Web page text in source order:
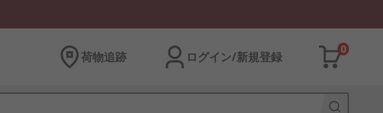
荷物追跡 ログイン/新規登録
0